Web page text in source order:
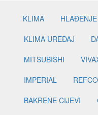
KLIMA HLAĐENJE
KLIMA UREĐAJ
MITSUBISHI
IMPERIAL
REFCO
BAKRENE CIJEVI